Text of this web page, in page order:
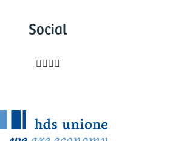
Social
   